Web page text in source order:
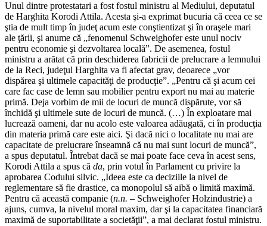
Unul dintre protestatari a fost fostul ministru al Mediului, deputatul
de Harghita Korodi Attila. Acesta şi-a exprimat bucuria că ceea ce se
ştia de mult timp în judeţ acum este conştientizat şi în oraşele mari
ale ţării, şi anume că „fenomenul Schweighofer este unul nociv
pentru economie şi dezvoltarea locală”. De asemenea, fostul
ministru a arătat că prin deschiderea fabricii de prelucrare a lemnului
de la Reci, judeţul Harghita va fi afectat grav, deoarece „vor
dispărea şi ultimele capacităţi de producţie”. „Pentru că şi acum cei
care fac case de lemn sau mobilier pentru export nu mai au materie
primă. Deja vorbim de mii de locuri de muncă dispărute, vor să
închidă şi ultimele sute de locuri de muncă. (…) În exploatare mai
lucrează oameni, dar nu acolo este valoarea adăugată, ci în producţia
din materia primă care este aici. Şi dacă nici o localitate nu mai are
capacitate de prelucrare înseamnă că nu mai sunt locuri de muncă”,
a spus deputatul. Întrebat dacă se mai poate face ceva în acest sens,
Korodi Attila a spus că da, prin votul în Parlament cu privire la
aprobarea Codului silvic. „Ideea este ca deciziile la nivel de
reglementare să fie drastice, ca monopolul să aibă o limită maximă.
Pentru că această companie (n.n. – Schweighofer Holzindustrie) a
ajuns, cumva, la nivelul moral maxim, dar şi la capacitatea financiară
maximă de suportabilitate a societăţii”, a mai declarat fostul ministru.